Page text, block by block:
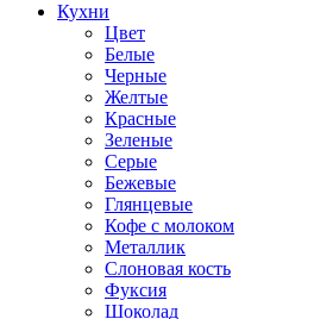
Кухни
Цвет
Белые
Черные
Желтые
Красные
Зеленые
Серые
Бежевые
Глянцевые
Кофе с молоком
Металлик
Слоновая кость
Фуксия
Шоколад